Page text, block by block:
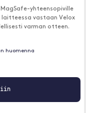
yhteensopiville
laitteessa vastaan Velox
varman otteen.
huomenna